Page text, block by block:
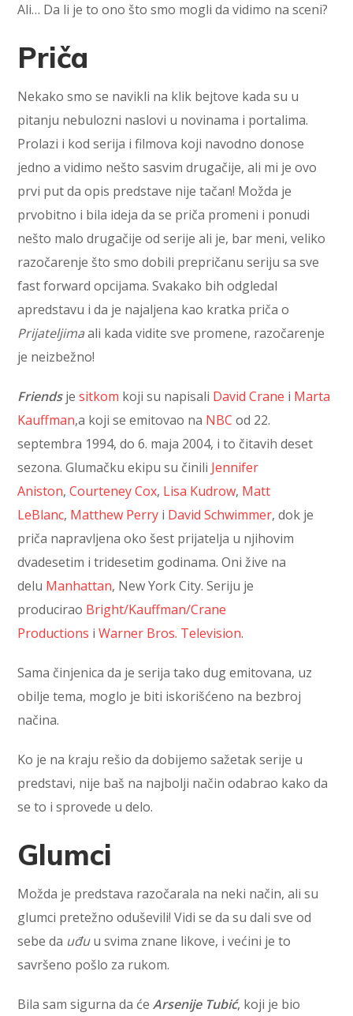
Ali… Da li je to ono što smo mogli da vidimo na sceni?
Priča
Nekako smo se navikli na klik bejtove kada su u
pitanju nebulozni naslovi u novinama i portalima.
Prolazi i kod serija i filmova koji navodno donose
jedno a vidimo nešto sasvim drugačije, ali mi je ovo
prvi put da opis predstave nije tačan! Možda je
prvobitno i bila ideja da se priča promeni i ponudi
nešto malo drugačije od serije ali je, bar meni, veliko
razočarenje što smo dobili prepričanu seriju sa sve
fast forward opcijama. Svakako bih odgledal
apredstavu i da je najaljena kao kratka priča o
Prijateljimaali kada vidite sve promene, razočarenje
je neizbežno!
Friendsjesitkom koji su napisali David Crane i Marta
Kauffman,a koji se emitovao na NBC od 22.
septembra 1994, do 6. maja 2004, i to čitavih deset
sezona. Glumačku ekipu su činili Jennifer
Aniston,Courteney Cox, Lisa Kudrow, Matt
LeBlanc, Matthew Perry i David Schwimmer, dok je
priča napravljena oko šest prijatelja u njihovim
dvadesetim i tridesetim godinama. Oni žive na
delu Manhattan, New York City. Seriju je
producirao Bright/Kauffman/Crane
Productions iWarner Bros. Television.
Sama činjenica da je serija tako dug emitovana, uz
obilje tema, moglo je biti iskorišćeno na bezbroj
načina.
Ko je na kraju rešio da dobijemo sažetak serije u
predstavi, nije baš na najbolji način odabrao kako da
se to i sprovede u delo.
Glumci
Možda je predstava razočarala na neki način, ali su
glumci pretežno oduševili! Vidi se da su dali sve od
sebe da uđuu svima znane likove, i većini je to
savršeno pošlo za rukom.
Bila sam sigurna da ćeArsenije Tubić, koji je bio